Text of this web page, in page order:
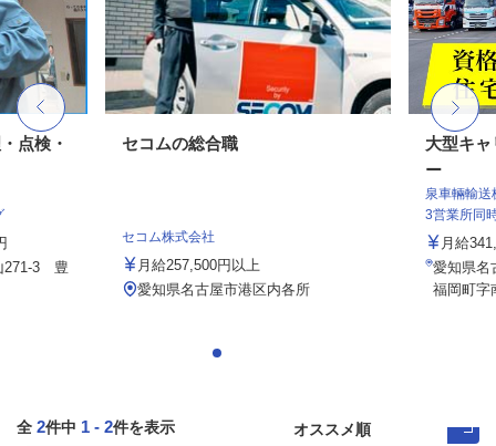
点検・
271-3 豊
セコムの総合職
セコム株式会社
月給257,500円以上
愛知県名古屋市港区内各所
大型キ
ー
泉車輛輸
3営業所同
月給
愛知県名
福岡町字
全 2件中 1 - 2件を表示